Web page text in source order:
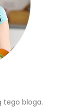
tego bloga.